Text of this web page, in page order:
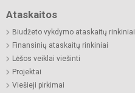
Ataskaitos
Biudžeto vykdymo ataskaitų rinkiniai
Finansinių ataskaitų rinkiniai
Lėšos veiklai viešinti
Projektai
Viešieji pirkimai